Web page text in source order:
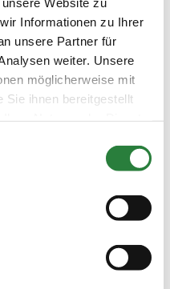
Informationen zu Ihrer
unsere Partner für
weiter. Unsere
möglicherweise mit
Sie ihnen bereitgestellt